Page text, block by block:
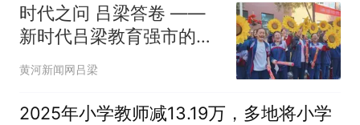
时代之问 吕梁答卷 ——
新时代吕梁教育强市的生
动实践
黄河新闻网吕梁
2025年小学教师减13.19万，多地将小学